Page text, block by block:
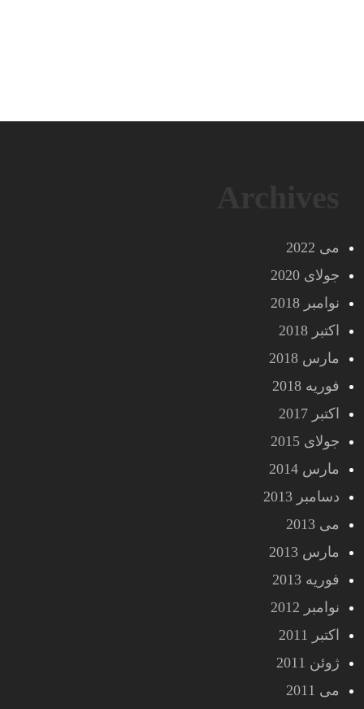
می 2022
جولای 2020
نوامبر 2018
اکتبر 2018
مارس 2018
فوریه 2018
اکتبر 2017
جولای 2015
مارس 2014
دسامبر 2013
می 2013
مارس 2013
فوریه 2013
نوامبر 2012
اکتبر 2011
ژوئن 2011
می 2011